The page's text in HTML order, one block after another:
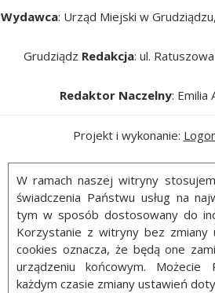
Wydawca: Urząd Miejski w
Grudziądz Redakcja: ul.
Redaktor Naczelny: Emilia
Projekt i wykonanie:
W ramach naszej witryny
świadczenia Państwu usług na
tym w sposób dostosowany do
Korzystanie z witryny bez zmiany
cookies oznacza, że będą one
urządzeniu końcowym.
każdym czasie zmiany ustawień